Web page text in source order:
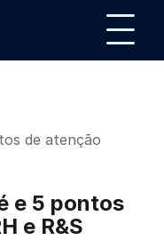
de atenção
e 5 pontos
e R&S